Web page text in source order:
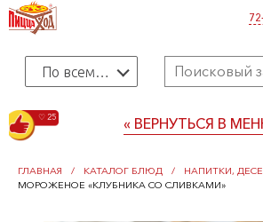
По всему меню
« ВЕРНУТЬСЯ В
ГЛАВНАЯ КАТАЛОГ БЛЮД
НАПИТКИ,
МОРОЖЕНОЕ «КЛУБНИКА СО СЛИВКАМИ»
♡ 25